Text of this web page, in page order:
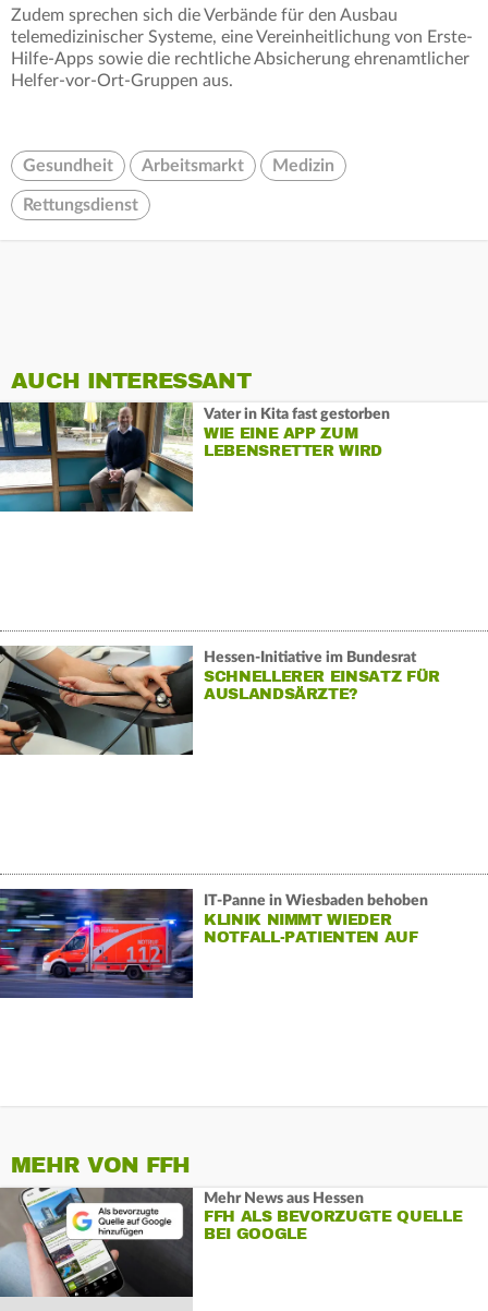
Zudem sprechen sich die Verbände für den Ausbau
telemedizinischer Systeme, eine Vereinheitlichung von Erste-
Hilfe-Apps sowie die rechtliche Absicherung ehrenamtlicher
Helfer-vor-Ort-Gruppen aus.
Gesundheit Arbeitsmarkt Medizin
Rettungsdienst
AUCH INTERESSANT
Vater in Kita fast gestorben
WIE EINE APP ZUM
LEBENSRETTER WIRD
Hessen-Initiative im Bundesrat
SCHNELLERER EINSATZ FÜR
AUSLANDSÄRZTE?
IT-Panne in Wiesbaden behoben
KLINIK NIMMT WIEDER
NOTFALL-PATIENTEN AUF
MEHR VON FFH
Mehr News aus Hessen
FFH ALS BEVORZUGTE QUELLE
BEI GOOGLE